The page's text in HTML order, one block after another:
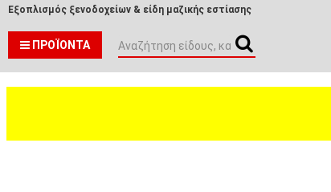
Εξοπλισμός ξενοδοχείων & είδη μαζικής εστίασης
ΠΡΟΪΌΝΤΑ